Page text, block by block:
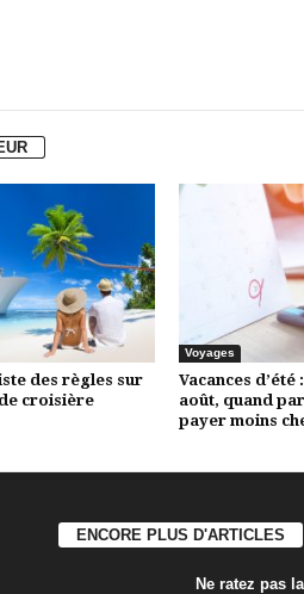
des règles sur
croisière
Voyages
Vacances d’été
août, quand
payer moins
ENCORE PLUS D'ARTICLES
Ne ratez pas